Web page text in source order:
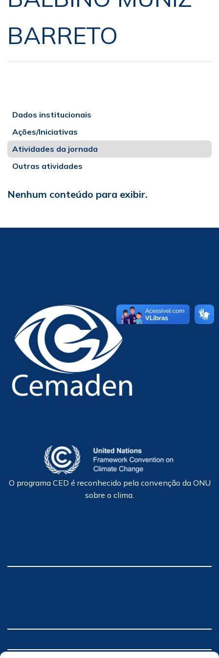
BARRETO
Dados institucionais
Ações/Iniciativas
Atividades da jornada
Outras atividades
Nenhum conteúdo para exibir.
O programa CED é reconhecido pela convenção da ONU
sobre o clima.